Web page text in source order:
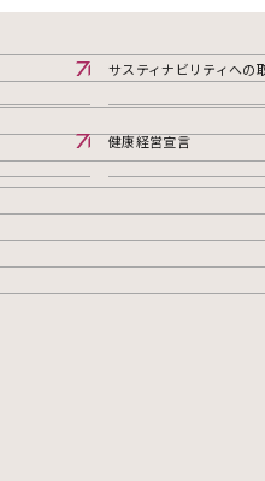
サスティナビリティへの
健康経営宣言